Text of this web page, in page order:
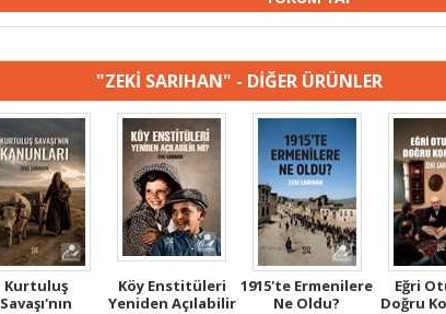
"ZEKİ SARIHAN" - DİĞER ÜRÜNLER
Kurtuluş
Savaşı'nın
Köy Enstitüleri
Yeniden Açılabilir
1915'te Ermenilere
Ne Oldu?
Eğri
Doğru